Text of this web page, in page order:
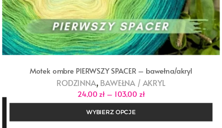
Motek ombre PIERWSZY SPACER – bawełna/akryl
RODZINNA, BAWEŁNA / AKRYL
24,00 zł – 103,00 złZakres
cen:
do
WYBIERZ OPCJE